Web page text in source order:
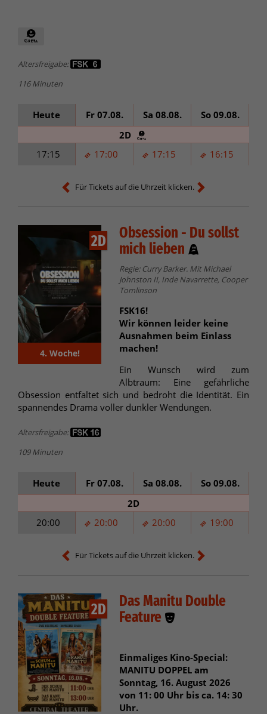
Altersfreigabe:
116 Minuten
Heute Fr 07.08. Sa 08.08. So 09.08.
17:15 17:00 17:15 16:15
2D
Für Tickets auf die Uhrzeit klicken.
2D
4. Woche!
Obsession - Du sollst
mich lieben
Regie: Curry Barker. Mit Michael
Johnston II, Inde Navarrette, Cooper
Tomlinson
FSK16!
Wir können leider keine
Ausnahmen beim Einlass
machen!
Ein Wunsch wird zum
Albtraum: Eine gefährliche
Obsession entfaltet sich und bedroht die Identität. Ein
spannendes Drama voller dunkler Wendungen.
Altersfreigabe:
109 Minuten
Heute Fr 07.08. Sa 08.08. So 09.08.
20:00 20:00 20:00 19:00
2D
Für Tickets auf die Uhrzeit klicken.
2D
Das Manitu Double
Feature
Einmaliges Kino-Special:
MANITU DOPPEL am
Sonntag, 16. August 2026
von 11: 00 Uhr bis ca. 14: 30
Uhr.